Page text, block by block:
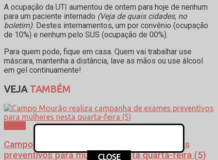
A ocupação da UTI aumentou de ontem para hoje de nenhum
para um paciente internado (Veja de quais cidades, no
boletim). Destes internamentos, um por convênio (ocupação
de 10%) e nenhum pelo SUS (ocupação de 00%).
Para quem pode, fique em casa. Quem vai trabalhar use
máscara, mantenha a distância, lave as mãos ou use álcool
em gel continuamente!
VEJATAMBÉM
Campo Mourão realiza campanha de exames
preventivos para mulheres nesta quarta-feira (5)
CLOSE